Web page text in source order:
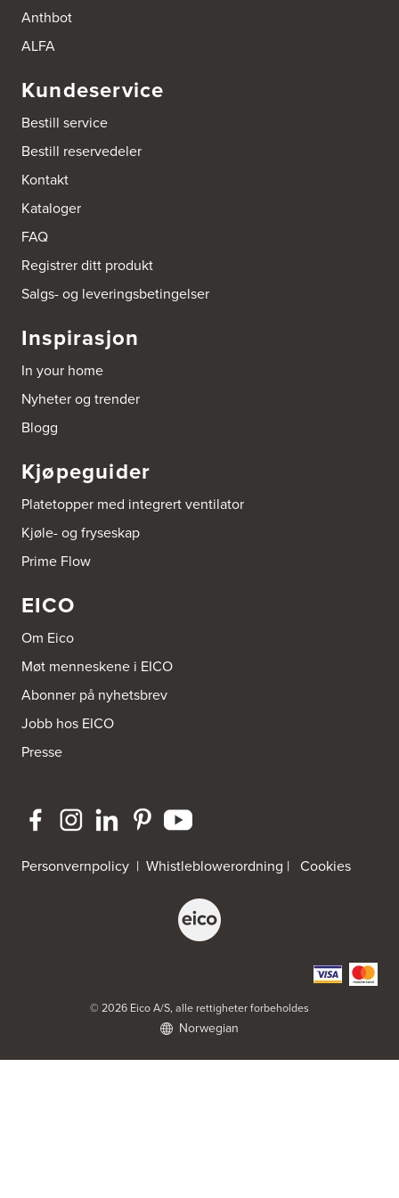
0267 Oslo
Bokhylle-Spesialisten AS
Industrigata 17
3414 Lierstranda
Tel.: 90878233
Boligleverandøren Karmøy AS
4296 Åkrehamn
http://www.interiormesteren.no
Bonaparte Interiør AS
Borgenveien 66
Tel.:22-142214
Borge butikk AS
Sundemoen Næringspark
3300 Hokksund
http://www.expert.no
Brusveen Snekkerverksted AS
Bergabygdvegen 35
2940 Heggenes
Tel.: 61-340006
Brødrene Aase AS
4313 Sandnes
Bygg Innredning A/S
Thiisabakken 13
4010 Stavanger
Tel.:
HEgelandsvegen 542
5680 Tysnes
Trøgstadveien 13
1807 Askim
Anthbot
ALFA
Kundeservice
Bestill service
Bestill reservedeler
Kontakt
Kataloger
FAQ
Registrer ditt produkt
Salgs- og leveringsbetingelser
Inspirasjon
In your home
Nyheter og trender
Blogg
Kjøpeguider
Platetopper med integrert ventilator
Kjøle- og fryseskap
Prime Flow
EICO
Om Eico
Møt menneskene i EICO
Abonner på nyhetsbrev
Jobb hos EICO
Presse
Personvernpolicy | Whistleblowerordning | Cookies
© 2026 Eico A/S, alle rettigheter forbeholdes
Norwegian